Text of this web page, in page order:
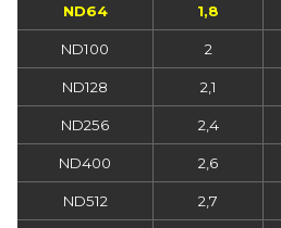
ND64 1,8
ND100 2
ND128 2,1
ND256 2,4
ND400 2,6
ND512 2,7